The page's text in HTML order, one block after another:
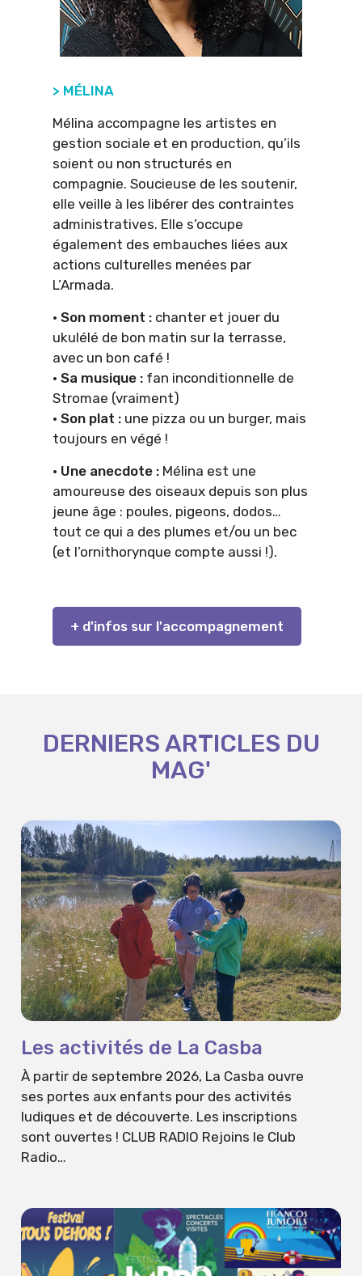
> MÉLINA
Mélina accompagne les artistes en
gestion sociale et en production, qu’ils
soient ou non structurés en
compagnie. Soucieuse de les soutenir,
elle veille à les libérer des contraintes
administratives. Elle s’occupe
également des embauches liées aux
actions culturelles menées par
L’Armada.
· Son moment : chanter et jouer du
ukulélé de bon matin sur la terrasse,
avec un bon café !
· Sa musique : fan inconditionnelle de
Stromae (vraiment)
· Son plat : une pizza ou un burger, mais
toujours en végé !
· Une anecdote : Mélina est une
amoureuse des oiseaux depuis son plus
jeune âge : poules, pigeons, dodos…
tout ce qui a des plumes et/ou un bec
(et l’ornithorynque compte aussi !).
+ d'infos sur l'accompagnement
DERNIERS ARTICLES DU
MAG'
Les activités de La Casba
À partir de septembre 2026, La Casba ouvre
ses portes aux enfants pour des activités
ludiques et de découverte. Les inscriptions
sont ouvertes ! CLUB RADIO Rejoins le Club
Radio…